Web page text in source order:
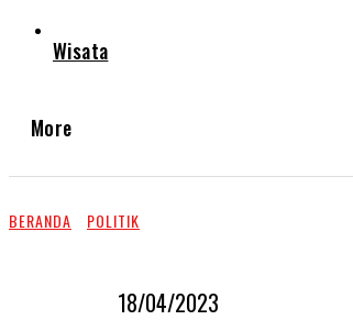
Wisata
More
BERANDA POLITIK
18/04/2023